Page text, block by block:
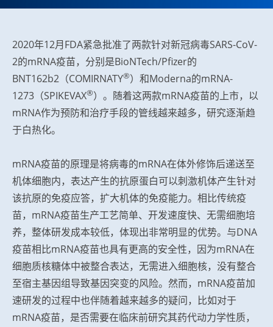
2020年12月FDA紧急批准了两款针对新冠病毒SARS-CoV-
2的mRNA疫苗，分别是BioNTech/Pfizer的
BNT162b2（COMIRNATY®）和Moderna的mRNA-
1273（SPIKEVAX®）。随着这两款mRNA疫苗的上市，以
mRNA作为预防和治疗手段的管线越来越多，研究逐渐趋
于白热化。
mRNA疫苗的原理是将病毒的mRNA在体外修饰后递送至
机体细胞内，表达产生的抗原蛋白可以刺激机体产生针对
该抗原的免疫应答，扩大机体的免疫能力。相比传统疫
苗，mRNA疫苗生产工艺简单、开发速度快、无需细胞培
养，整体研发成本较低，体现出非常明显的优势。与DNA
疫苗相比mRNA疫苗也具有更高的安全性，因为mRNA在
细胞质核糖体中被整合表达，无需进入细胞核，没有整合
至宿主基因组导致基因突变的风险。然而，mRNA疫苗加
速研发的过程中也伴随着越来越多的疑问，比如对于
mRNA疫苗，是否需要在临床前研究其药代动力学性质，